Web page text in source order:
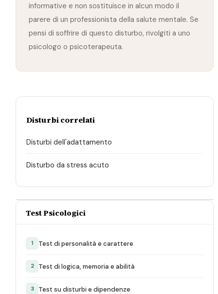
informative e non sostituisce in alcun modo il
parere di un professionista della salute mentale. Se
pensi di soffrire di questo disturbo, rivolgiti a uno
psicologo o psicoterapeuta.
Disturbi correlati
Disturbi dell'adattamento
Disturbo da stress acuto
Test Psicologici
1 Test di personalità e carattere
2 Test di logica, memoria e abilità
3 Test su disturbi e dipendenze